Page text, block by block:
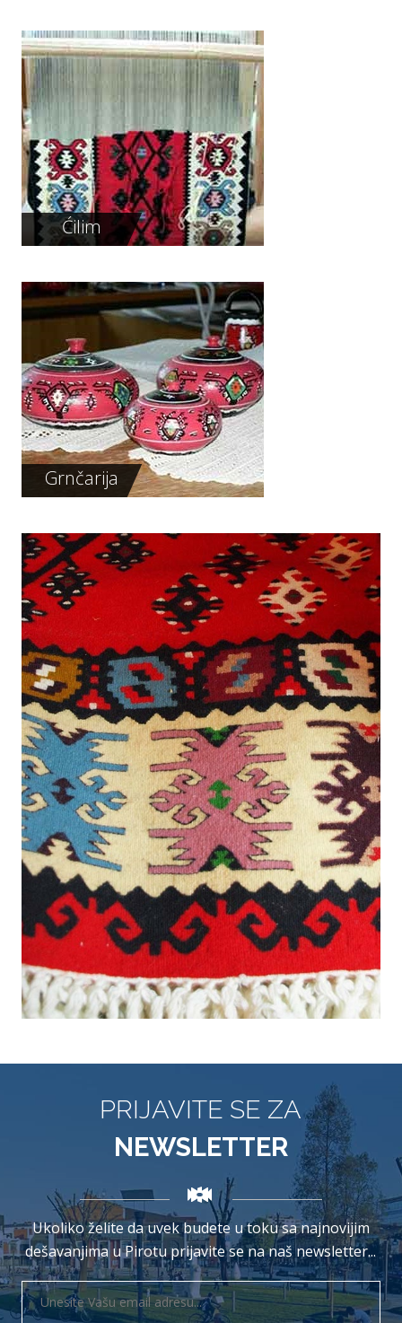
Ćilim
Grnčarija
PRIJAVITE SE ZA
NEWSLETTER
Ukoliko želite da uvek budete u toku sa najnovijim
dešavanjima u Pirotu prijavite se na naš newsletter...